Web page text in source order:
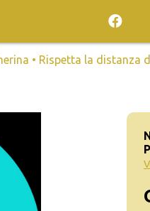
• Rispetta la distanza